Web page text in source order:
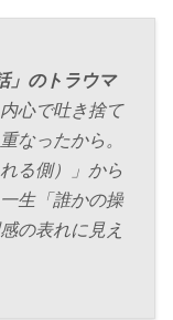
」のトラウマ
心で吐き捨て
なったから。
る側）」から
生「誰かの操
の表れに見え